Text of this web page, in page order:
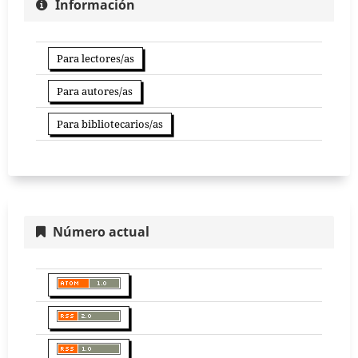
Información
Para lectores/as
Para autores/as
Para bibliotecarios/as
Número actual